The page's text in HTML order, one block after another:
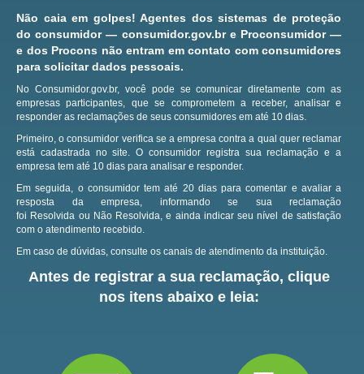
Não caia em golpes! Agentes dos sistemas de proteção
do consumidor — consumidor.gov.br e Proconsumidor —
e dos Procons não entram em contato com consumidores
para solicitar dados pessoais.
No Consumidor.gov.br, você pode se comunicar diretamente com as
empresas participantes, que se comprometem a receber, analisar e
responder as reclamações de seus consumidores em até 10 dias.
Primeiro, o consumidor verifica se a empresa contra a qual quer reclamar
está cadastrada no site.O consumidor registra sua reclamação e a
empresa tem até 10 dias para analisar e responder.
Em seguida, o consumidor tem até 20 dias para comentar e avaliar a
resposta da empresa, informando se sua reclamação
foi Resolvida ou Não Resolvida, e ainda indicar seu nível de satisfação
com o atendimento recebido.
Em caso de dúvidas, consulte os canais de atendimento da instituição.
Antes de registrar a sua reclamação, clique
nos itens abaixo e leia: